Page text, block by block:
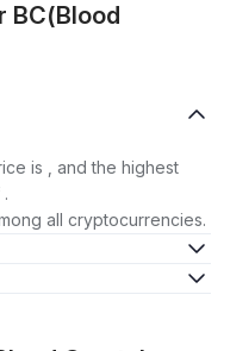
BC(Blood
is , and the highest
all cryptocurrencies.